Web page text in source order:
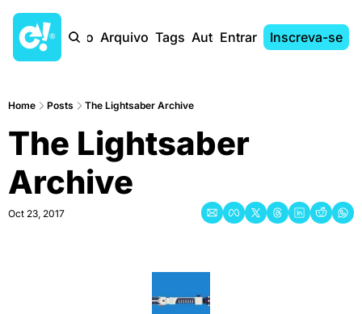
Início Arquivo Tags AutoresEntrar Inscreva-se
Home Posts The Lightsaber Archive
The Lightsaber
Archive
Oct 23, 2017